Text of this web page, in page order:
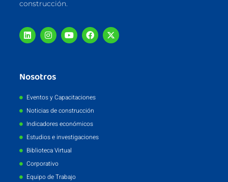
construcción.
Nosotros
Eventos y Capacitaciones
Noticias de construcción
Indicadores económicos
Estudios e investigaciones
Biblioteca Virtual
Corporativo
Equipo de Trabajo